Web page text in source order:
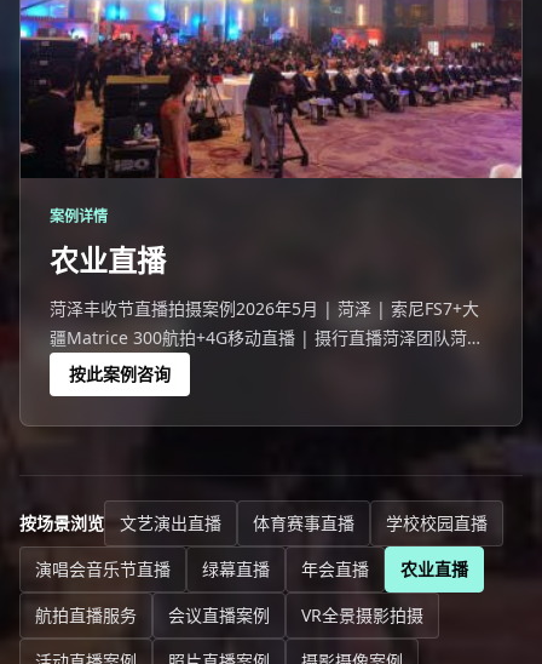
案例详情
农业直播
菏泽丰收节直播拍摄案例2026年5月 | 菏泽 | 索尼FS7+大
疆Matrice 300航拍+4G移动直播 | 摄行直播菏泽团队菏泽
一次丰收节直播活动。农业直播是近年来快速增长的直播品
类——农产品溯源让消费者看到"从田间到餐桌
按此案例咨询
按场景浏览 文艺演出直播 体育赛事直播
学校校园直播
演唱会音乐节直播
绿幕直播 年会直播
农业直播
航拍直播服务
会议直播案例
VR全景摄影拍摄